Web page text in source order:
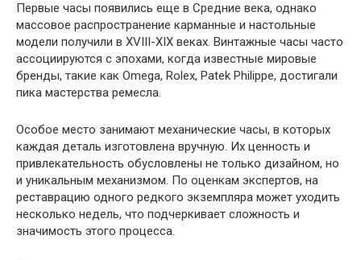
Первые часы появились еще в Средние века, однако
массовое распространение карманные и настольные
модели получили в XVIII-XIX веках. Винтажные часы часто
ассоциируются с эпохами, когда известные мировые
бренды, такие как Omega, Rolex, Patek Philippe, достигали
пика мастерства ремесла.
Особое место занимают механические часы, в которых
каждая деталь изготовлена вручную. Их ценность и
привлекательность обусловлены не только дизайном, но
и уникальным механизмом. По оценкам экспертов, на
реставрацию одного редкого экземпляра может уходить
несколько недель, что подчеркивает сложность и
значимость этого процесса.